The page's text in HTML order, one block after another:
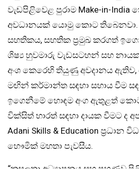
වැඩපිළිවෙළ පුරාම Make-in-India
අවධානයක් යොමු කොට
සහතිකය, සහතික ප්‍රමුඛ කරගත්
ශිෂ්‍ය හුවමාරු වැඩසටහන් සහ
අංශ කෙරෙහි තියුණු අවදානය
මඟින් කර්මාන්ත සඳහා සහාය වීම
ඉගෙනීමේ හොඳම අංග ඇතුළත්
වික්සිත් භාරත් සඳහා දායක වීමට ද
Adani Skills & Education
භෞමික් මහතා පැවසීය.